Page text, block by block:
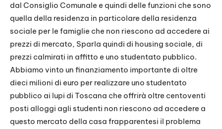
dal Consiglio Comunale e quindi delle funzioni che sono
quella della residenza in particolare della residenza
sociale per le famiglie che non riescono ad accedere ai
prezzi di mercato, Sparla quindi di housing sociale, di
prezzi calmirati in affitto e uno studentato pubblico.
Abbiamo vinto un finanziamento importante di oltre
dieci milioni di euro per realizzare uno studentato
pubblico ai lupi di Toscana che offrirà oltre centoventi
posti alloggi agli studenti non riescono ad accedere a
questo mercato della casa frapparentesi il problema